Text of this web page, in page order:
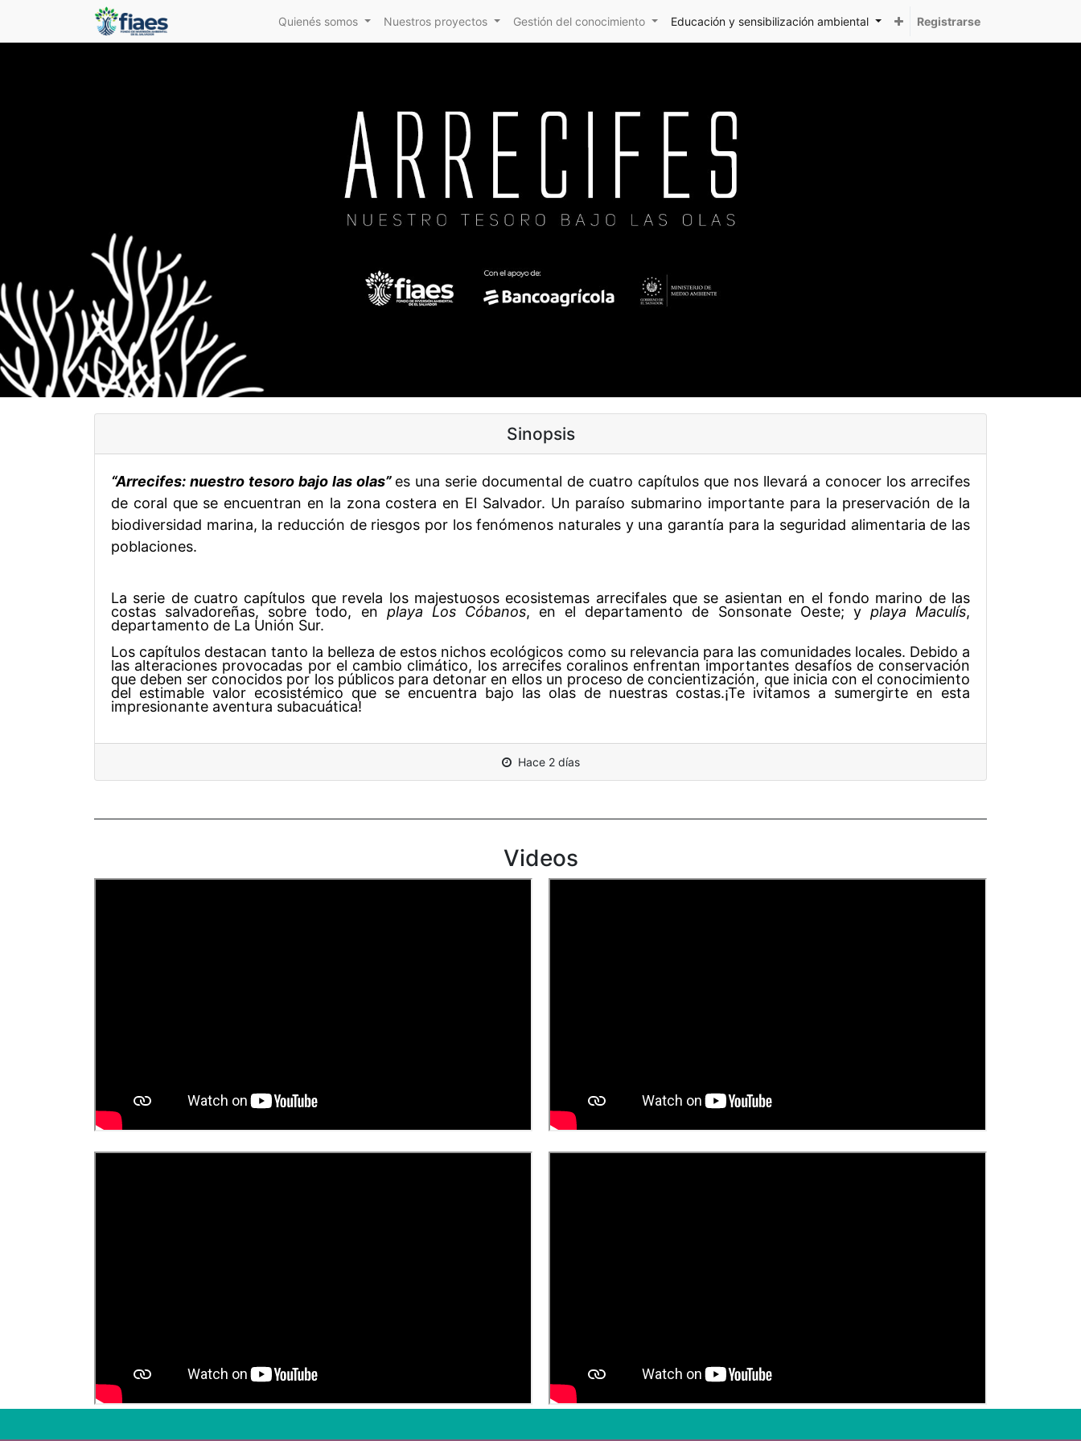
Quienés somos Nuestros proyectos Gestión del conocimiento Educación y sensibilización ambiental Registrarse
Sinopsis
“Arrecifes: nuestro tesoro bajo las olas” es una serie documental de cuatro capítulos que nos llevará a conocer los arrecifes
de coral que se encuentran en la zona costera en El Salvador. Un paraíso submarino importante para la preservación de la
biodiversidad marina, la reducción de riesgos por los fenómenos naturales y una garantía para la seguridad alimentaria de las
poblaciones.
La serie de cuatro capítulos que revela los majestuosos ecosistemas arrecifales que se asientan en el fondo marino de las
costas salvadoreñas, sobre todo, en playa Los Cóbanos, en el departamento de Sonsonate Oeste; y playa Maculís,
departamento de La Unión Sur.
Los capítulos destacan tanto la belleza de estos nichos ecológicos como su relevancia para las comunidades locales. Debido a
las alteraciones provocadas por el cambio climático, los arrecifes coralinos enfrentan importantes desafíos de conservación
que deben ser conocidos por los públicos para detonar en ellos un proceso de concientización, que inicia con el conocimiento
del estimable valor ecosistémico que se encuentra bajo las olas de nuestras costas.¡Te ivitamos a sumergirte en esta
impresionante aventura subacuática!
Hace 2 días
Videos